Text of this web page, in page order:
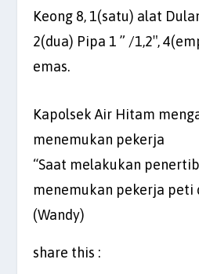
Keong 8, 1(satu) alat
2(dua) Pipa 1 ” /1,2″,
emas.
Kapolsek Air Hitam
menemukan pekerja
“Saat melakukan
menemukan pekerja peti
(Wandy)
share this :